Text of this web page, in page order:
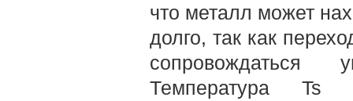
что металл может
долго, так как
сопровождаться
Температура Ts